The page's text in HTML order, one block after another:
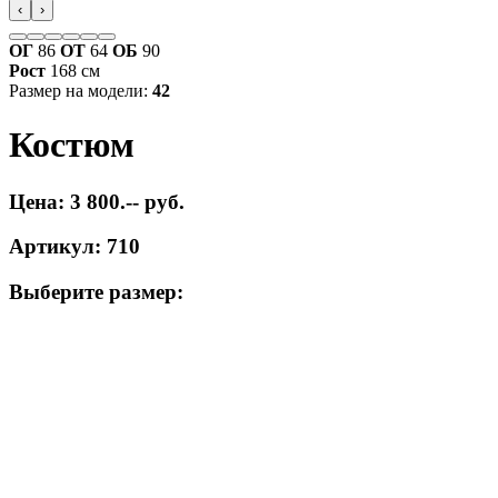
‹ ›
ОГ 86 ОТ 64 ОБ 90
Рост 168 см
Размер на модели: 42
Костюм
Цена: 3 800.-- руб.
Артикул: 710
Выберите размер: